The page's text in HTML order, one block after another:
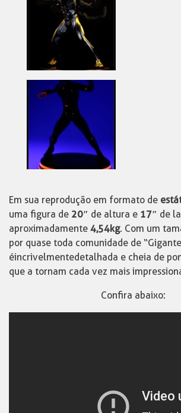
Em sua reprodução em formato de
uma figura de 20″ de altura e 17″ de
aproximadamente 4,54kg. Com um
por quase toda comunidade de
é incrivelmente detalhada e cheia de
que a tornam cada vez mais
Confira abaixo: